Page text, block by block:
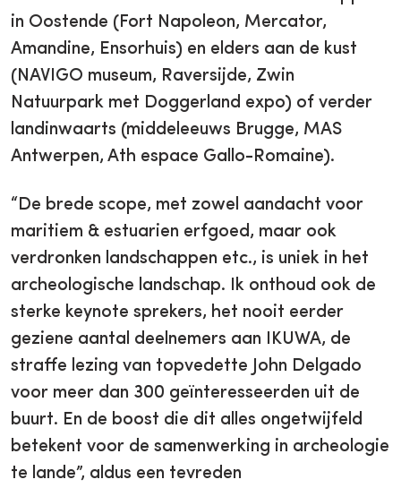
in Oostende (Fort Napoleon, Mercator,
Amandine, Ensorhuis) en elders aan de kust
(NAVIGO museum, Raversijde, Zwin
Natuurpark met Doggerland expo) of verder
landinwaarts (middeleeuws Brugge, MAS
Antwerpen, Ath espace Gallo-Romaine).
“De brede scope, met zowel aandacht voor
maritiem & estuarien erfgoed, maar ook
verdronken landschappen etc., is uniek in het
archeologische landschap. Ik onthoud ook de
sterke keynote sprekers, het nooit eerder
geziene aantal deelnemers aan IKUWA, de
straffe lezing van topvedette John Delgado
voor meer dan 300 geïnteresseerden uit de
buurt. En de boost die dit alles ongetwijfeld
betekent voor de samenwerking in archeologie
te lande”, aldus een tevreden